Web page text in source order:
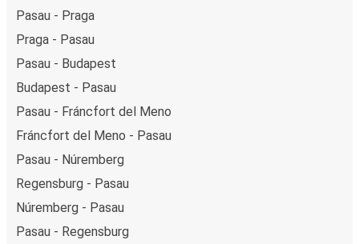
Pasau - Praga
Praga - Pasau
Pasau - Budapest
Budapest - Pasau
Pasau - Fráncfort del Meno
Fráncfort del Meno - Pasau
Pasau - Núremberg
Regensburg - Pasau
Núremberg - Pasau
Pasau - Regensburg